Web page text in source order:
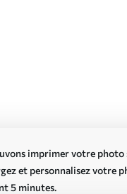
imprimer votre photo
et personnalisez votre
5 minutes.